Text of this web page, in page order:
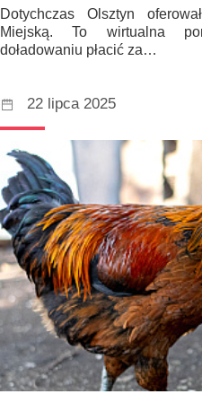
Dotychczas Olsztyn
Miejską. To wirtualna
doładowaniu płacić za…
22 lipca 2025